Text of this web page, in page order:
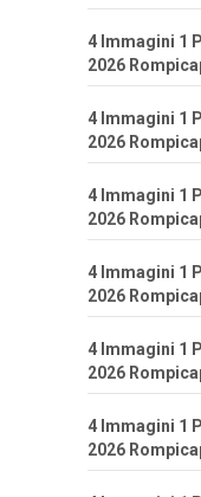
4 Immagini 1
2026
4 Immagini 1
2026
4 Immagini 1
2026
4 Immagini 1
2026
4 Immagini 1
2026
4 Immagini 1
2026